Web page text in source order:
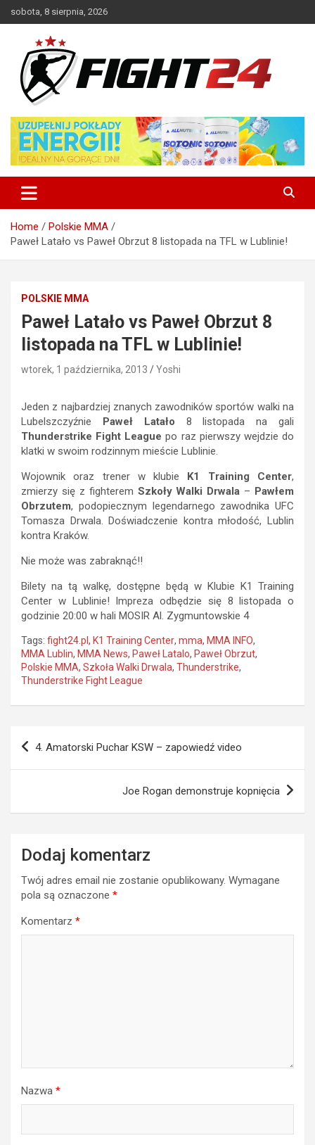
to
sobota, 8 sierpnia, 2026
FIGHT24.PL – MMA i K-1, UFC
Home
Polskie MMA
Paweł Latało vs Paweł Obrzut 8 listopada na TFL w Lublinie!
POLSKIE MMA
Paweł Latało vs Paweł Obrzut 8
listopada na TFL w Lublinie!
wtorek, 1 października, 2013 Yoshi
Jeden z najbardziej znanych zawodników sportów walki na
Lubelszczyźnie Paweł Latało 8 listopada na gali
Thunderstrike Fight League po raz pierwszy wejdzie do
klatki w swoim rodzinnym mieście Lublinie.
Wojownik oraz trener w klubie K1 Training Center,
zmierzy się z fighterem Szkoły Walki Drwala – Pawłem
Obrzutem, podopiecznym legendarnego zawodnika UFC
Tomasza Drwala. Doświadczenie kontra młodość, Lublin
kontra Kraków.
Nie może was zabraknąć!!
Bilety na tą walkę, dostępne będą w Klubie K1 Training
Center w Lublinie! Impreza odbędzie się 8 listopada o
godzinie 20:00 w hali MOSIR Al. Zygmuntowskie 4
Tags: fight24.pl , K1 Training Center, mma, MMA INFO,
MMA Lublin, MMA News, Paweł Latalo, Paweł Obrzut,
Polskie MMA, Szkoła Walki Drwala, Thunderstrike,
Thunderstrike Fight League
Nawigacja
4. Amatorski Puchar KSW – zapowiedź video
Joe Rogan demonstruje kopnięcia
Dodaj komentarz
Twój adres email nie zostanie opublikowany. Wymagane
pola są oznaczone *
Komentarz *
Nazwa *